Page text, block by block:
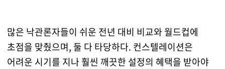
많은 낙관론자들이 쉬운 전년 대비 비교와 월드컵에
초점을 맞췄으며, 둘 다 타당하다. 컨스텔레이션은
어려운 시기를 지나 훨씬 깨끗한 설정의 혜택을 받아야